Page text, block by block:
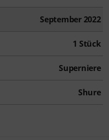
September 2022
1 Stück
Superniere
Shure